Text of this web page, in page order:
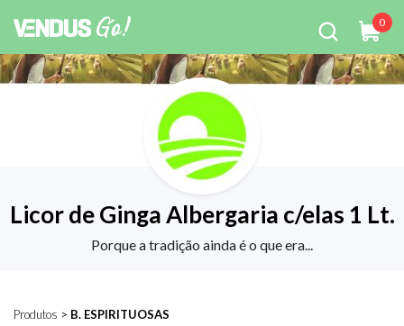
0
Licor de Ginga Albergaria c/elas 1 Lt.
Porque a tradição ainda é o que era...
Produtos > B. ESPIRITUOSAS